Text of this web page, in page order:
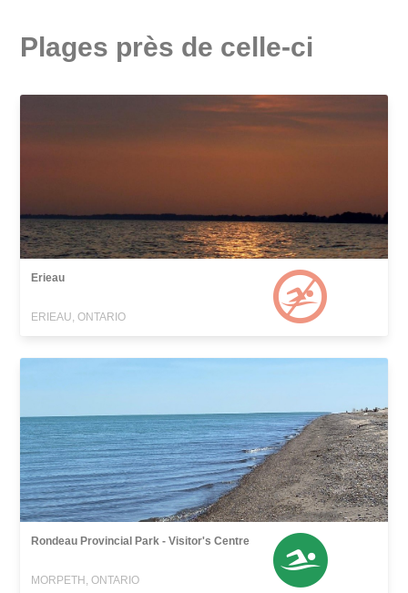
Plages près de celle-ci
Erieau
ERIEAU, ONTARIO
Rondeau Provincial Park - Visitor's Centre
MORPETH, ONTARIO